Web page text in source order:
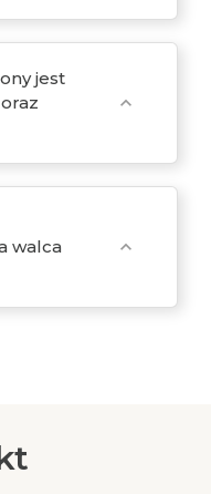
jest
expand_more
walca
expand_more